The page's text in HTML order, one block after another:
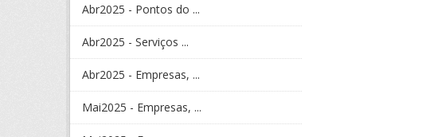
Abr2025 - Pontos do ...
Abr2025 - Serviços ...
Abr2025 - Empresas, ...
Mai2025 - Empresas, ...